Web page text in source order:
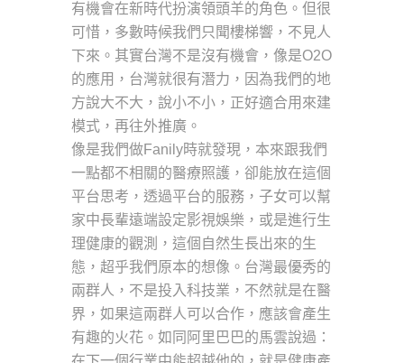
有機會在新時代扮演領頭羊的角色。但很
可惜，多數時候我們只聞樓梯響，不見人
下來。其實台灣不是沒有機會，像是O2O
的應用，台灣就很有潛力，因為我們的地
方說大不大，說小不小，正好適合用來建
模式，再往外推廣。
像是我們做Fanily時就發現，本來跟我們
一點都不相關的醫療照護，卻能放在這個
平台思考，透過平台的服務，子女可以幫
家中長輩遠端設定影視娛樂，或是進行生
理健康的觀測，這個自然生長出來的生
態，超乎我們原本的想像。台灣最優秀的
兩群人，不是投入科技業，不然就是在醫
界，如果這兩群人可以合作，應該會產生
有趣的火花。如同阿里巴巴的馬雲說過：